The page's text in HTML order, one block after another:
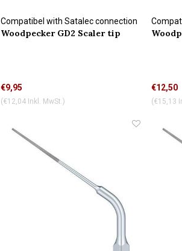
Compatibel with Satalec connection
Woodpecker GD2 Scaler tip
€9,95
(€12,04 Inkl. MwSt.)
€12,50
(€15,13